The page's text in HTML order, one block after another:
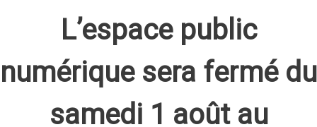
L’espace public
numérique sera fermé du
samedi 1 août au